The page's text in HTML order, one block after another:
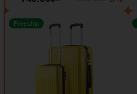
Freeship